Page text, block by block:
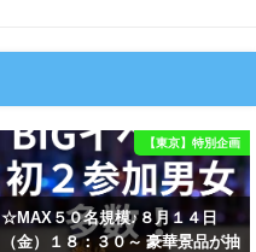
【東京】特別企画
☆MAX５０名規模♪８月１４日
（金）１８：３０～ 豪華景品が抽